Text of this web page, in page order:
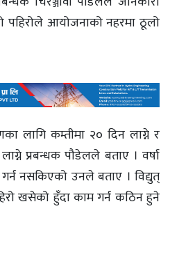
पहिरोले आयोजनाको नहरमा ठूलो
लागि कम्तीमा २० दिन लाग्ने र
प्रबन्धक पौडेलले बताए । वर्षा
नसकिएको उनले बताए । विद्युत्
खसेको हुँदा काम गर्न कठिन हुने